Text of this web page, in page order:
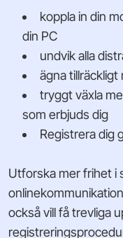
koppla in din
din PC
undvik alla
ägna tillräckligt
tryggt växla
som erbjuds dig
Registrera dig
Utforska mer frihet i
också vill få trevliga